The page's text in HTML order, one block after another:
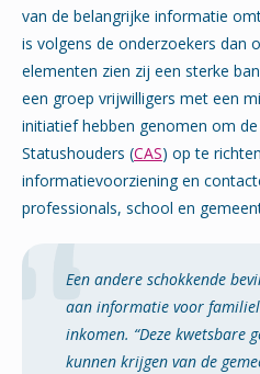
van de belangrijke informatie
is volgens de onderzoekers dan
elementen zien zij een sterke
een groep vrijwilligers met een
initiatief hebben genomen om
Statushouders (CAS) op te
informatievoorziening en
professionals, school en
Een andere schokkende
aan informatie voor
inkomen. “Deze kwetsbare
kunnen krijgen van de